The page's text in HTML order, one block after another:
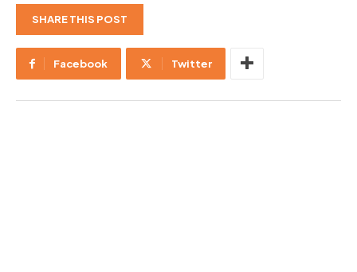
SHARE THIS POST
Facebook Twitter